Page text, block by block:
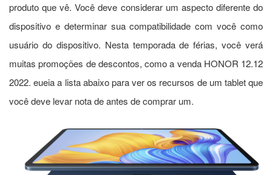
produto que vê. Você deve considerar um aspecto diferente do
dispositivo e determinar sua compatibilidade com você como
usuário do dispositivo. Nesta temporada de férias, você verá
muitas promoções de descontos, como a venda HONOR 12.12
2022. eueia a lista abaixo para ver os recursos de um tablet que
você deve levar nota de antes de comprar um.